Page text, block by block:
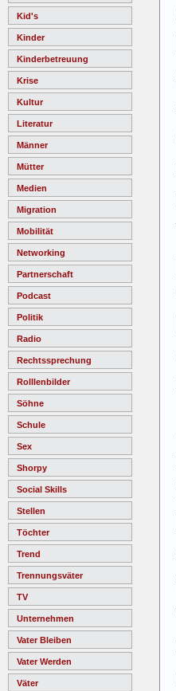
Kid's
Kinder
Kinderbetreuung
Krise
Kultur
Literatur
Männer
Mütter
Medien
Migration
Mobilität
Networking
Partnerschaft
Podcast
Politik
Radio
Rechtssprechung
Rolllenbilder
Söhne
Schule
Sex
Shorpy
Social Skills
Stellen
Töchter
Trend
Trennungsväter
TV
Unternehmen
Vater Bleiben
Vater Werden
Väter